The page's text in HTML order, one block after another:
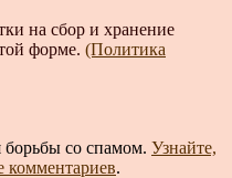
на сбор и хранение
форме. (Политика
борьбы со спамом. Узнайте,
комментариев.